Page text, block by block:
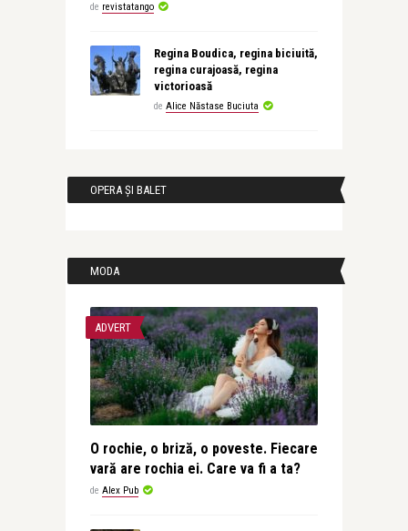
de revistatango
Regina Boudica, regina biciuită,
regina curajoasă, regina
victorioasă
de Alice Năstase Buciuta
OPERA ȘI BALET
MODA
ADVERT
O rochie, o briză, o poveste. Fiecare
vară are rochia ei. Care va fi a ta?
de Alex Pub